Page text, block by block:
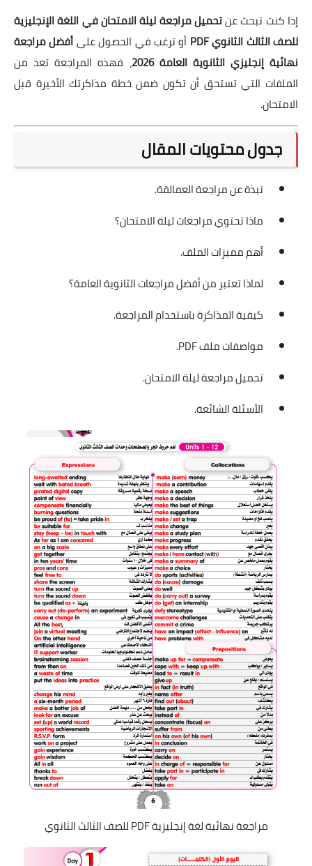
إذا كنت تبحث عنتحميل مراجعة ليلة الامتحان في اللغة الإنجليزية
للصف الثالث الثانوي PDF
أو ترغب في الحصول علىأفضل مراجعة
نهائية إنجليزي الثانوية العامة 2026
، فهذه المراجعة تعد من
الملفات التي تستحق أن تكون ضمن خطة مذاكرتك الأخيرة قبل
الامتحان.
جدول محتويات المقال
نبذة عن مراجعة العمالقة.
ماذا تحتوي مراجعات ليلة الامتحان؟
أهم مميزات الملف.
لماذا تعتبر من أفضل مراجعات الثانوية العامة؟
كيفية المذاكرة باستخدام المراجعة.
مواصفات ملف PDF.
تحميل مراجعة ليلة الامتحان.
الأسئلة الشائعة.
مراجعة نهائية لغة إنجليزية PDF للصف الثالث الثانوي